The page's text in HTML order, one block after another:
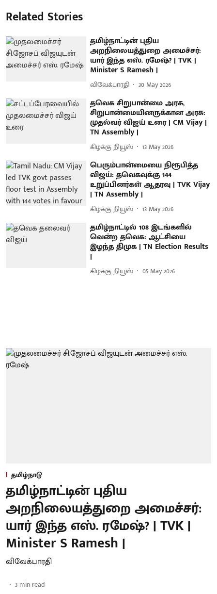
Related Stories
தமிழ்நாட்டின் புதிய
அறநிலையத்துறை அமைச்சர்:
யார் இந்த எஸ். ரமேஷ்? | TVK |
Minister S Ramesh |
விவேக்பாரதி 30 May 2026
தவெக சிறுபான்மை அரசு,
சிறுபான்மையினருக்கான அரசு:
முதல்வர் விஜய் உரை | CM Vijay |
TN Assembly |
கிழக்கு நியூஸ் 13 May 2026
பெரும்பான்மையை நிரூபித்த
விஜய்: தவெகவுக்கு 144
உறுப்பினர்கள் ஆதரவு | TVK Vijay
| TN Assembly |
கிழக்கு நியூஸ் 13 May 2026
தமிழ்நாட்டில் 108 இடங்களில்
வென்ற தவெக: ஆட்சியை
இழந்த திமுக | TN Election Results
|
கிழக்கு நியூஸ் 05 May 2026
தமிழ்நாடு
தமிழ்நாட்டின் புதிய
அறநிலையத்துறை அமைச்சர்:
யார் இந்த எஸ். ரமேஷ்? | TVK |
Minister S Ramesh |
விவேக்பாரதி
3 min read